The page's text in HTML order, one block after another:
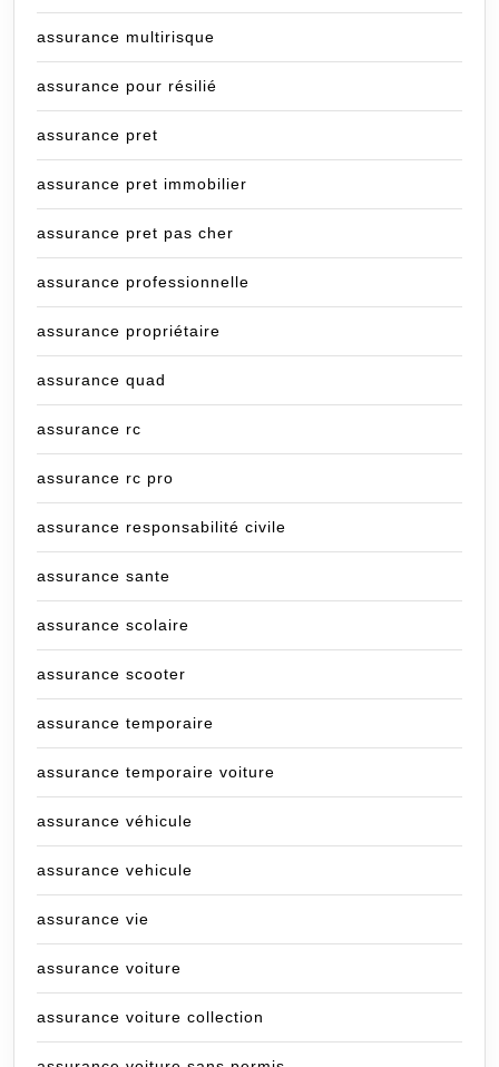
assurance multirisque
assurance pour résilié
assurance pret
assurance pret immobilier
assurance pret pas cher
assurance professionnelle
assurance propriétaire
assurance quad
assurance rc
assurance rc pro
assurance responsabilité civile
assurance sante
assurance scolaire
assurance scooter
assurance temporaire
assurance temporaire voiture
assurance véhicule
assurance vehicule
assurance vie
assurance voiture
assurance voiture collection